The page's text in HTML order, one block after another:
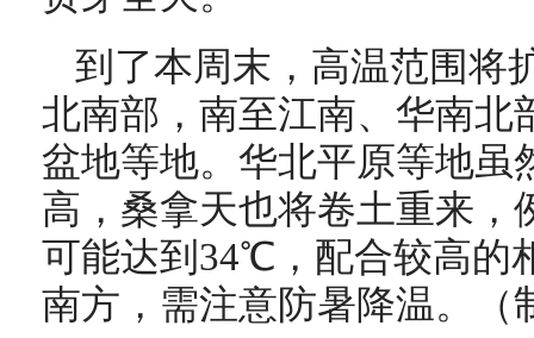
到了本周末， 高温范围将
北南部，南至江南、华南北
盆地等地。 华北平原等地虽
高，桑拿天也将卷土重来，
可能达到34℃，配合较高的
南方，需注意防暑降温。（